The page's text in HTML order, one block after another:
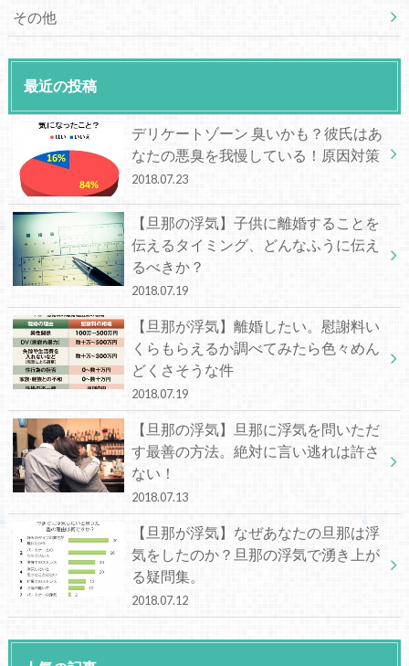
その他
最近の投稿
デリケートゾーン 臭いかも？彼氏はあ
なたの悪臭を我慢している！原因対策
2018.07.23
【旦那の浮気】子供に離婚することを
伝えるタイミング、どんなふうに伝え
るべきか？
2018.07.19
【旦那が浮気】離婚したい。慰謝料い
くらもらえるか調べてみたら色々めん
どくさそうな件
2018.07.19
【旦那の浮気】旦那に浮気を問いただ
す最善の方法。絶対に言い逃れは許さ
ない！
2018.07.13
【旦那が浮気】なぜあなたの旦那は浮
気をしたのか？旦那の浮気で湧き上が
る疑問集。
2018.07.12